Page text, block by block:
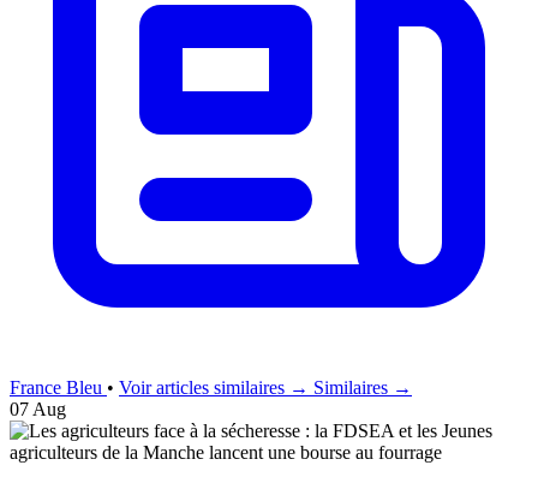
France Bleu • Voir articles similaires → Similaires →
07 Aug